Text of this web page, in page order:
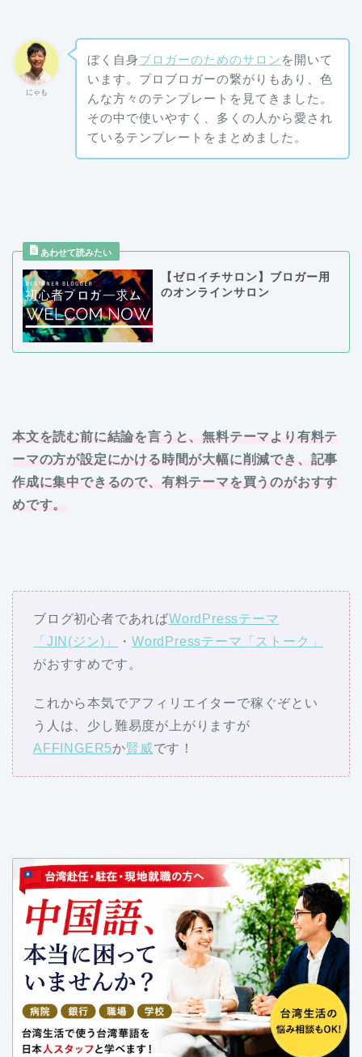
にゃも
ぼく自身ブロガーのためのサロン を開いて
います。プロブロガーの繋がりもあり、色
んな方々のテンプレートを見てきました。
その中で使いやすく、多くの人から愛され
ているテンプレートをまとめました。
【ゼロイチサロン】ブロガー用
のオンラインサロン
本文を読む前に結論を言うと、無料テーマより有料テ
ーマの方が設定にかける時間が大幅に削減でき、記事
作成に集中できるので、有料テーマを買うのがおすす
めです。
ブログ初心者であればWordPressテーマ
「JIN(ジン)」
・WordPressテーマ「ストーク」
がおすすめです。
これから本気でアフィリエイターで稼ぐぞとい
う人は、少し難易度が上がりますが
AFFINGER5か賢威です！